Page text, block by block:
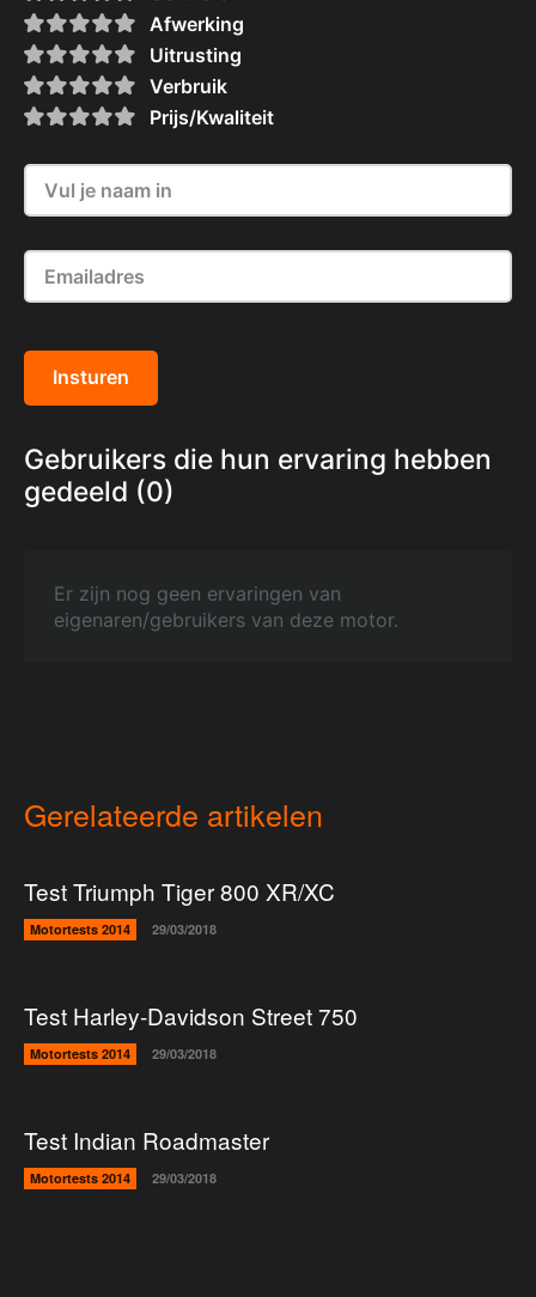
Afwerking
Uitrusting
Verbruik
Prijs/Kwaliteit
Insturen
Gebruikers die hun ervaring hebben
gedeeld (0)
Er zijn nog geen ervaringen van
eigenaren/gebruikers van deze motor.
Gerelateerde artikelen
Test Triumph Tiger 800 XR/XC
Motortests 2014 29/03/2018
Test Harley-Davidson Street 750
Motortests 2014 29/03/2018
Test Indian Roadmaster
Motortests 2014 29/03/2018